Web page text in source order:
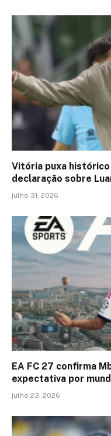
Vitória puxa
declaração sobre
julho 31, 2026
EA FC 27 confirma
expectativa por
julho 23, 2026